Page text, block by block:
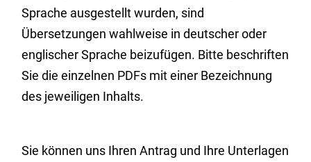
Sprache ausgestellt wurden, sind
Übersetzungen wahlweise in deutscher oder
englischer Sprache beizufügen. Bitte beschriften
Sie die einzelnen PDFs mit einer Bezeichnung
des jeweiligen Inhalts.
Sie können uns Ihren Antrag und Ihre Unterlagen